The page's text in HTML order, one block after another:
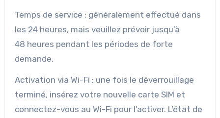
Temps de service : généralement effectué dans
les 24 heures, mais veuillez prévoir jusqu’à
48 heures pendant les périodes de forte
demande.
Activation via Wi-Fi : une fois le déverrouillage
terminé, insérez votre nouvelle carte SIM et
connectez-vous au Wi-Fi pour l’activer. L’état de